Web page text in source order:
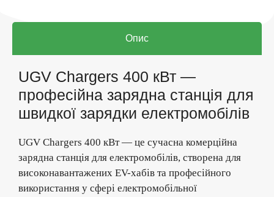
Опис
UGV Chargers 400 кВт —
професійна зарядна станція для
швидкої зарядки електромобілів
UGV Chargers 400 кВт — це сучасна комерційна
зарядна станція для електромобілів, створена для
високонавантажених EV-хабів та професійного
використання у сфері електромобільної